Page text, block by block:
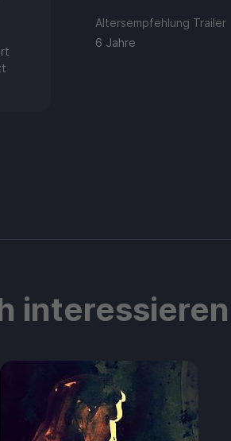
Altersempfehlung Trailer
6 Jahre
interessieren